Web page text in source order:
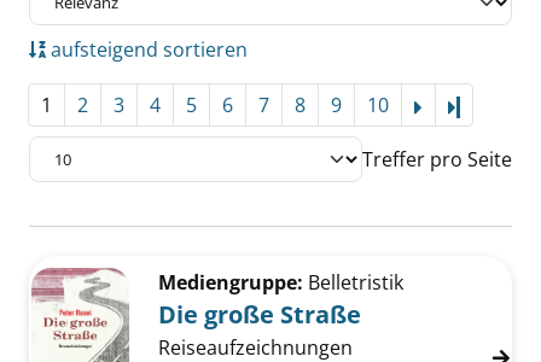
aufsteigend sortieren
1 2 3 4 5 6 7 8 9 10
Treffer pro Seite
Zu den Suchfiltern springen
Mediengruppe: Belletristik
Die große Straße
Reiseaufzeichnungen